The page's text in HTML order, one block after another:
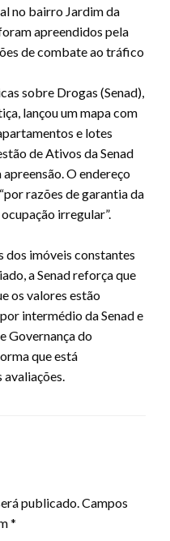
no bairro Jardim da
apreendidos pela
de combate ao tráfico
sobre Drogas (Senad),
lançou um mapa com
e lotes
de Ativos da Senad
O endereço
razões de garantia da
irregular”.
dos imóveis constantes
a Senad reforça que
os valores estão
intermédio da Senad e
Governança do
que está
avaliações.
publicado.Campos
*